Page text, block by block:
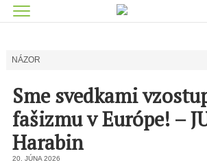
NÁZOR
Sme svedkami
fašizmu v Európe! –
Harabin
20. JÚNA 2026